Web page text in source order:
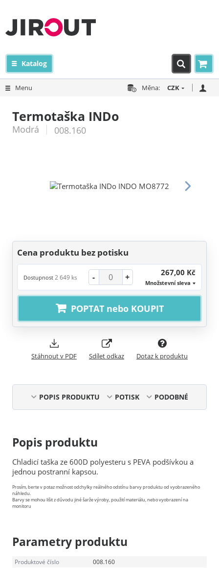
Katalog
Menu Měna: CZK
Termotaška INDo
Modrá 008.160
Cena produktu bez potisku
Dostupnost 2 649 ks - + 267,00 Kč
Množstevní sleva
POPTAT nebo KOUPIT
Stáhnout v PDF Sdílet odkaz Dotaz k produktu
POPIS PRODUKTU POTISK PODOBNÉ
Popis produktu
Chladicí taška ze 600D polyesteru s PEVA podšívkou a
jednou postranní kapsou.
Prosím, berte v potaz možnost odchylky reálného odstínu barvy produktu od vyobrazeného
náhledu.
Barvy se mohou lišit z důvodu jiné šarže výroby, použití materiálu, nebo vyobrazení na
monitoru
Parametry produktu
Produktové číslo
008.160